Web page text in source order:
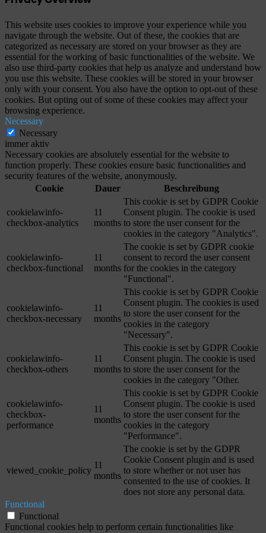
This website uses cookies to improve your experience while you
navigate through the website. Out of these, the cookies that are
categorized as necessary are stored on your browser as they are
essential for the working of basic functionalities of the website. We
also use third-party cookies that help us analyze and understand how
you use this website. These cookies will be stored in your browser
only with your consent. You also have the option to opt-out of these
cookies. But opting out of some of these cookies may affect your
browsing experience.
Necessary
Necessary
immer aktiv
Necessary cookies are absolutely essential for the website to
function properly. These cookies ensure basic functionalities and
security features of the website, anonymously.
Cookie
Dauer Beschreibung
cookielawinfo-
checkbox-analytics
11
months
This cookie is set by GDPR Cookie
Consent plugin. The cookie is used
to store the user consent for the
cookies in the category "Analytics".
cookielawinfo-
checkbox-functional
11
months
The cookie is set by GDPR cookie
consent to record the user consent
for the cookies in the category
"Functional".
cookielawinfo-
checkbox-necessary
11
months
This cookie is set by GDPR Cookie
Consent plugin. The cookies is used
to store the user consent for the
cookies in the category
"Necessary".
cookielawinfo-
checkbox-others
11
months
This cookie is set by GDPR Cookie
Consent plugin. The cookie is used
to store the user consent for the
cookies in the category "Other.
cookielawinfo-
checkbox-
performance
11
months
This cookie is set by GDPR Cookie
Consent plugin. The cookie is used
to store the user consent for the
cookies in the category
"Performance".
viewed_cookie_policy
11
months
The cookie is set by the GDPR
Cookie Consent plugin and is used
to store whether or not user has
consented to the use of cookies. It
does not store any personal data.
Functional
Functional
Functional cookies help to perform certain functionalities like